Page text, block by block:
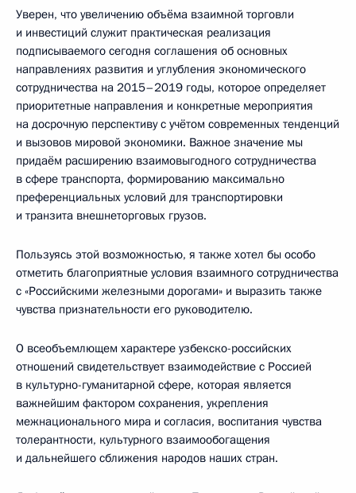
Уверен, что увеличению объёма взаимной торговли
и инвестиций служит практическая реализация
подписываемого сегодня соглашения об основных
направлениях развития и углубления экономического
сотрудничества на 2015–2019 годы, которое определяет
приоритетные направления и конкретные мероприятия
на досрочную перспективу с учётом современных тенденций
и вызовов мировой экономики. Важное значение мы
придаём расширению взаимовыгодного сотрудничества
в сфере транспорта, формированию максимально
преференциальных условий для транспортировки
и транзита внешнеторговых грузов.
Пользуясь этой возможностью, я также хотел бы особо
отметить благоприятные условия взаимного сотрудничества
с «Российскими железными дорогами» и выразить также
чувства признательности его руководителю.
О всеобъемлющем характере узбекско-российских
отношений свидетельствует взаимодействие с Россией
в культурно-гуманитарной сфере, которая является
важнейшим фактором сохранения, укрепления
межнационального мира и согласия, воспитания чувства
толерантности, культурного взаимообогащения
и дальнейшего сближения народов наших стран.